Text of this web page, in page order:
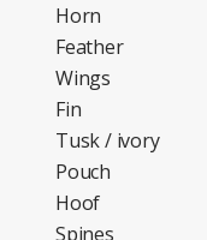
Horn
Feather
Wings
Fin
Tusk / ivory
Pouch
Hoof
Spines